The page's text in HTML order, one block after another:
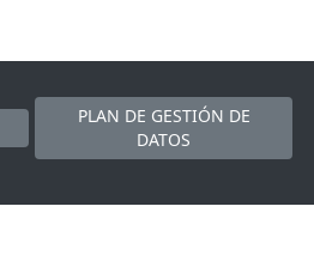
PLAN DE GESTIÓN DE
DATOS